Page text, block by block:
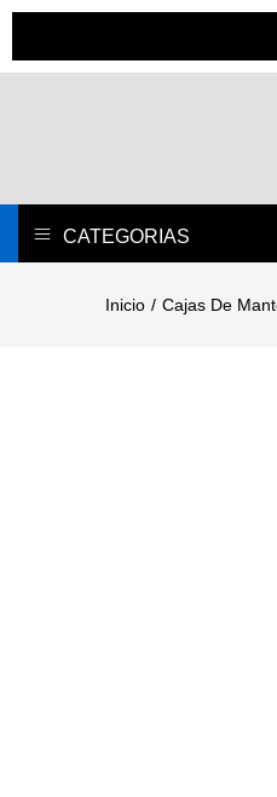
CATEGORIAS
Inicio Cajas De